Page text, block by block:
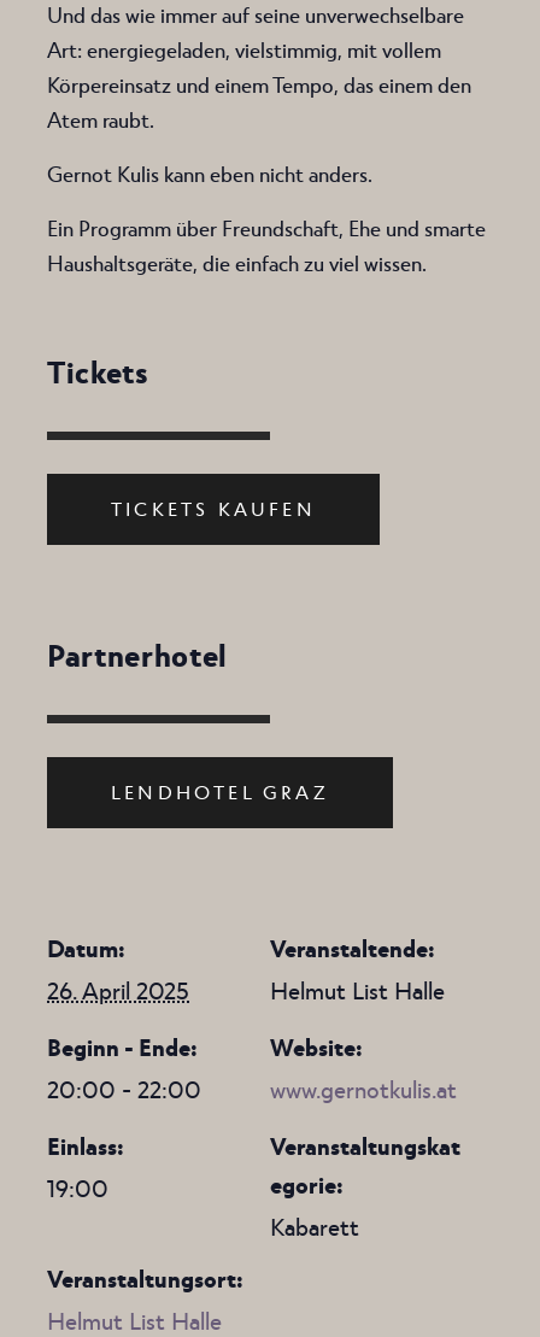
Und das wie immer auf seine unverwechselbare
Art: energiegeladen, vielstimmig, mit vollem
Körpereinsatz und einem Tempo, das einem den
Atem raubt.
Gernot Kulis kann eben nicht anders.
Ein Programm über Freundschaft, Ehe und smarte
Haushaltsgeräte, die einfach zu viel wissen.
Tickets
TICKETS KAUFEN
Partnerhotel
LENDHOTEL GRAZ
Datum:
26. April 2025
Beginn - Ende:
20:00 - 22:00
Einlass:
19:00
Veranstaltende:
Helmut List Halle
Website:
www.gernotkulis.at
Veranstaltungskat
egorie:
Kabarett
Veranstaltungsort:
Helmut List Halle